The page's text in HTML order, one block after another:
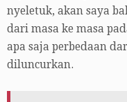
nyeletuk, akan saya
dari masa ke masa
apa saja perbedaan
diluncurkan.